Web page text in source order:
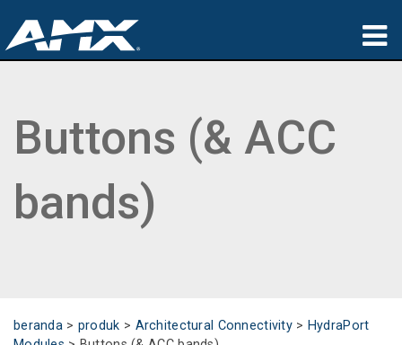
Aplikasi
tempat membeli
Tentang
Buttons (& ACC
bands)
beranda > produk > Architectural Connectivity > HydraPort